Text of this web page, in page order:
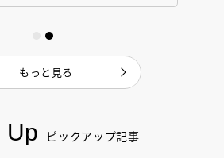
Up ピックアップ記事
もっと見る